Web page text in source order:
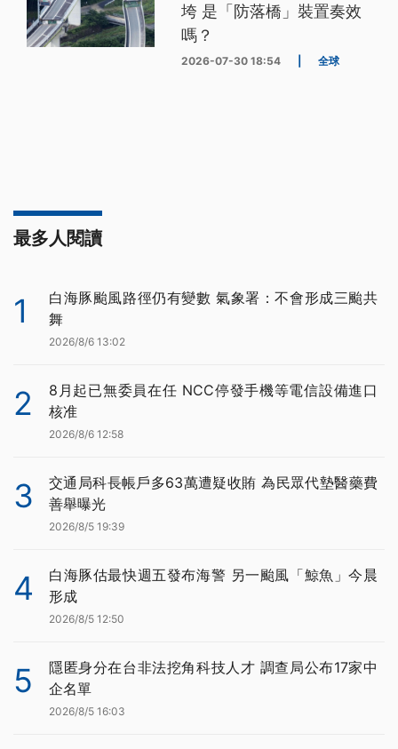
垮 是「防落橋」裝置奏效
嗎？
2026-07-30 18:54 全球
最多人閱讀
1
白海豚颱風路徑仍有變數 氣象署：不會形成三颱共
舞
2026/8/6 13:02
2
8月起已無委員在任 NCC停發手機等電信設備進口
核准
2026/8/6 12:58
3
交通局科長帳戶多63萬遭疑收賄 為民眾代墊醫藥費
善舉曝光
2026/8/5 19:39
4
白海豚估最快週五發布海警 另一颱風「鯨魚」今晨
形成
2026/8/5 12:50
5
隱匿身分在台非法挖角科技人才 調查局公布17家中
企名單
2026/8/5 16:03